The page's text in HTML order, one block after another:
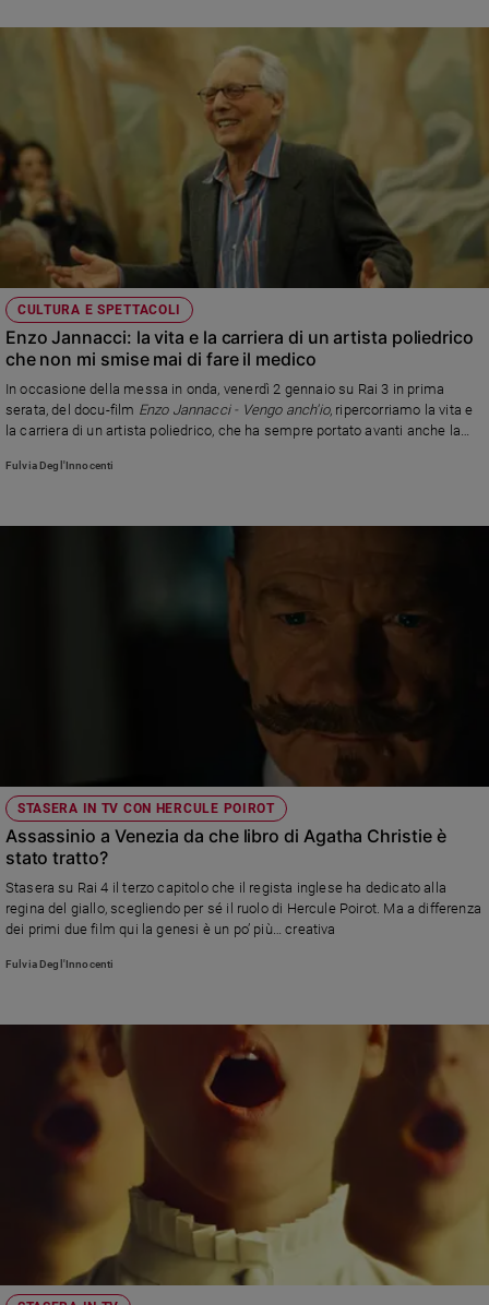
CULTURA E SPETTACOLI
Enzo Jannacci: la vita e la carriera di un artista poliedrico
che non mi smise mai di fare il medico
In occasione della messa in onda, venerdì 2 gennaio su Rai 3 in prima
serata, del docu-film Enzo Jannacci - Vengo anch'io, ripercorriamo la vita e
la carriera di un artista poliedrico, che ha sempre portato avanti anche la
Fulvia Degl'Innocenti
STASERA IN TV CON HERCULE POIROT
Assassinio a Venezia da che libro di Agatha Christie è
stato tratto?
Stasera su Rai 4 il terzo capitolo che il regista inglese ha dedicato alla
regina del giallo, scegliendo per sé il ruolo di Hercule Poirot. Ma a differenza
dei primi due film qui la genesi è un po’ più… creativa
Fulvia Degl'Innocenti